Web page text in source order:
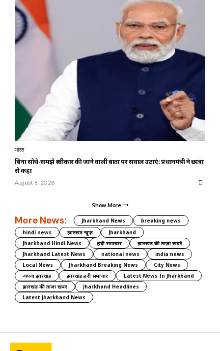
भारत
बिना सोचे-समझे स्वीकार की जाने वाली बातों पर सवाल उठाएं: प्रधानमंत्री ने छात्रों
से कहा
August 8, 2026
Show More
More News: Jharkhand News
breaking news
hindi news
झारखंड न्यूज़
Jharkhand
Jharkhand Hindi News
हिंदी समाचार
झारखंड की ताज़ा खबरें
Jharkhand Latest News
national news
india news
Local News
Jharkhand Breaking News
City News
अपना झारखंड
झारखंड हिंदी समाचार
Latest News In Jharkhand
झारखंड की ताज़ा ख़बर
Jharkhand Headlines
Latest Jharkhand News